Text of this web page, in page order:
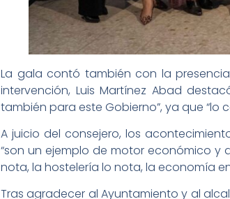
La gala contó también con la
intervención, Luis Martínez Abad
también para este Gobierno”, ya que
A juicio del consejero, los
“son un ejemplo de motor económico
nota, la hostelería lo nota, la economía
Tras agradecer al Ayuntamiento y al